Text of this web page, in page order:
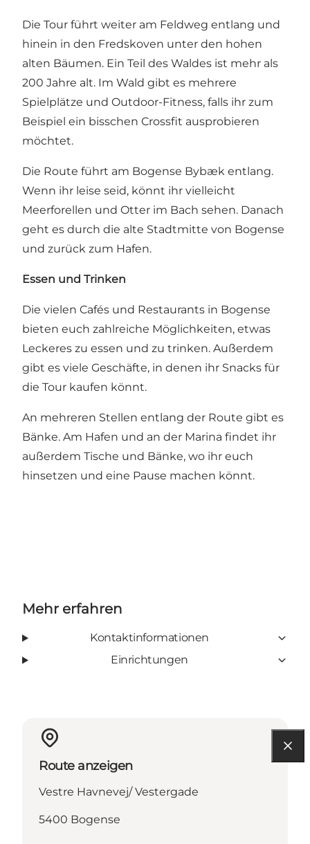
Die Tour führt weiter am Feldweg entlang und
hinein in den Fredskoven unter den hohen
alten Bäumen. Ein Teil des Waldes ist mehr als
200 Jahre alt. Im Wald gibt es mehrere
Spielplätze und Outdoor-Fitness, falls ihr zum
Beispiel ein bisschen Crossfit ausprobieren
möchtet.
Die Route führt am Bogense Bybæk entlang.
Wenn ihr leise seid, könnt ihr vielleicht
Meerforellen und Otter im Bach sehen. Danach
geht es durch die alte Stadtmitte von Bogense
und zurück zum Hafen.
Essen und Trinken
Die vielen Cafés und Restaurants in Bogense
bieten euch zahlreiche Möglichkeiten, etwas
Leckeres zu essen und zu trinken. Außerdem
gibt es viele Geschäfte, in denen ihr Snacks für
die Tour kaufen könnt.
An mehreren Stellen entlang der Route gibt es
Bänke. Am Hafen und an der Marina findet ihr
außerdem Tische und Bänke, wo ihr euch
hinsetzen und eine Pause machen könnt.
Mehr erfahren
Kontaktinformationen
Einrichtungen
Route anzeigen
Vestre Havnevej/ Vestergade
5400 Bogense